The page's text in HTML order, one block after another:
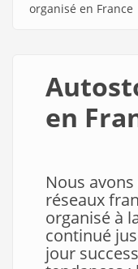
organisé en France
en
Nous
réseaux
organisé à
continué
jour